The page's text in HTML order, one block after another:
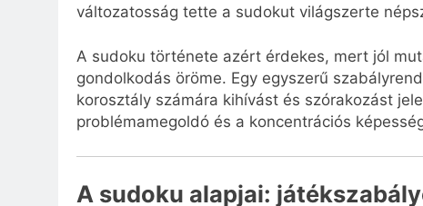
változatosság tette a sudokut világszerte
A sudoku története azért érdekes, mert jól
gondolkodás öröme. Egy egyszerű
korosztály számára kihívást és szórakozást
problémamegoldó és a koncentrációs
A sudoku alapjai: